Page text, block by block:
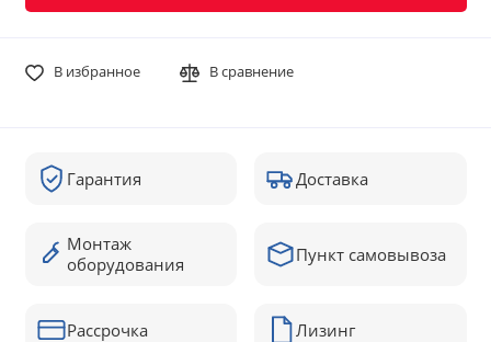
В избранное В сравнение
Гарантия Доставка
Монтаж
оборудования
Пункт самовывоза
Рассрочка Лизинг